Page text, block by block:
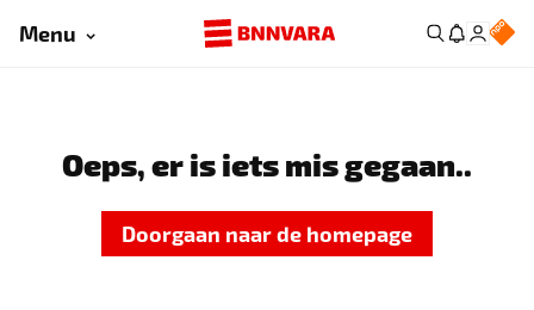
Menu
Oeps, er is iets mis gegaan..
Doorgaan naar de homepage